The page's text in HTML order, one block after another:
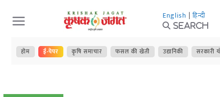
Skip
to
content
English | हिन्दी
Search
होम ई-पेपर कृषि समाचार फसल की खेती उद्यानिकी सरकारी